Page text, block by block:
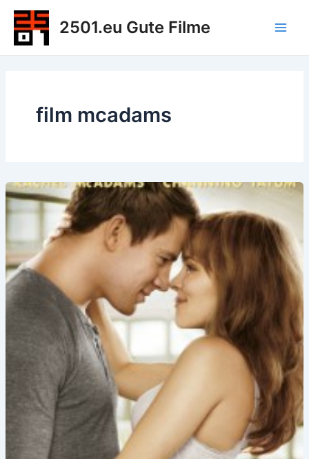
Zum
Inhalt
springen
2501.eu Gute Filme
film mcadams